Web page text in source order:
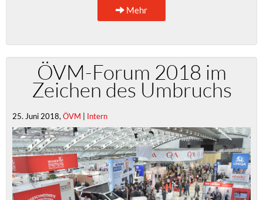
Mehr
ÖVM-Forum 2018 im
Zeichen des Umbruchs
25. Juni 2018, ÖVM | Intern